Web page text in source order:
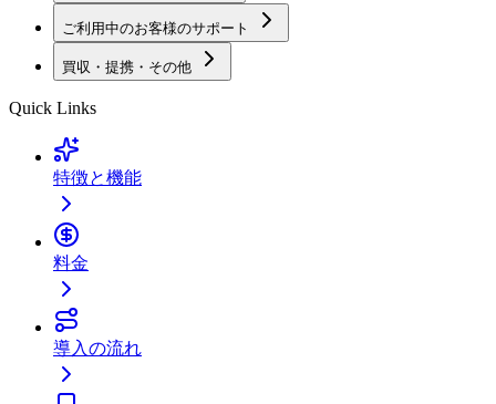
ご利用中のお客様のサポート
買収・提携・その他
Quick Links
特徴と機能
料金
導入の流れ